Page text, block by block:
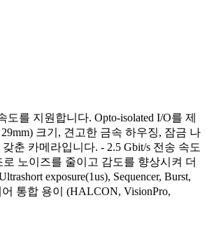
를 지원합니다. Opto-isolated I/O를 제
크기, 견고한 금속 하우징, 잠금 나
춘 카메라입니다. - 2.5 Gbit/s 전송 속도
로 노이즈를 줄이고 감도를 향상시켜 더
exposure(1us), Sequencer, Burst,
통합 용이 (HALCON, VisionPro,